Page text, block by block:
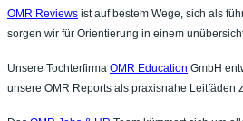
OMR Reviews ist auf bestem Wege, sich als
sorgen wir für Orientierung in einem
Unsere Tochterfirma OMR Education GmbH
unsere OMR Reports als praxisnahe